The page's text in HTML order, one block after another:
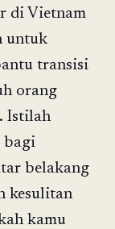
di Vietnam
untuk
transisi
orang
Istilah
bagi
belakang
kesulitan
kamu